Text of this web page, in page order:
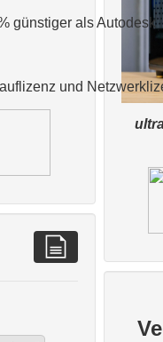
günstiger als Autodesk
und